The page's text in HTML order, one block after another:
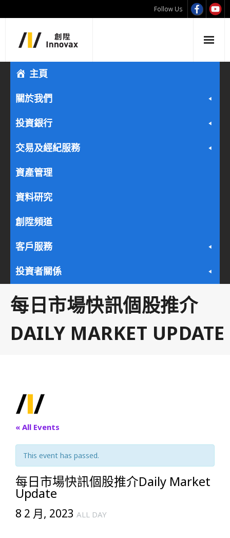
Follow Us
主頁
關於我們
投資銀行
交易及經紀服務
資產管理
資料研究
創陞頻道
客戶服務
投資者關係
每日市場快訊個股推介
DAILY MARKET UPDATE
« All Events
This event has passed.
每日市場快訊個股推介Daily Market
Update
8 2 月, 2023 ALL DAY